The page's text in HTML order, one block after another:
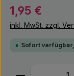
Regulärer Preis:
1,95 €
inkl. MwSt. zzgl.
Sofort
Produkt